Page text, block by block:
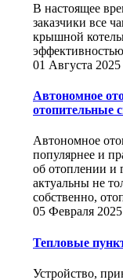
В настоящее
заказчики все
крышной
01 Августа 2025
Автономное
отопительные
Автономное
популярнее и
об отоплении и
актуальны не
собственно,
05 Февраля 2025
Тепловые
Устройство,